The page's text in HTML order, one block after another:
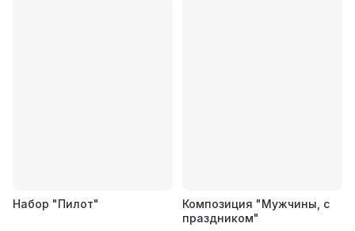
Набор "Пилот"
Композиция "Мужчины, с
праздником"